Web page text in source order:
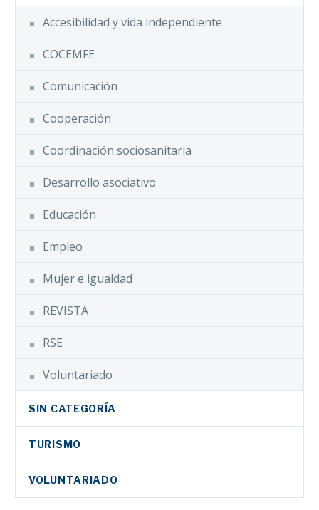
Accesibilidad y vida independiente
COCEMFE
Comunicación
Cooperación
Coordinación sociosanitaria
Desarrollo asociativo
Educación
Empleo
Mujer e igualdad
REVISTA
RSE
Voluntariado
SIN CATEGORÍA
TURISMO
VOLUNTARIADO